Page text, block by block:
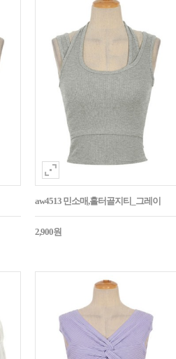
aw4513 민소매,홀터골지티_그레이
2,900원